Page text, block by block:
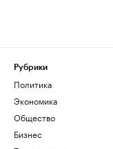
Рубрики
Политика
Экономика
Общество
Бизнес